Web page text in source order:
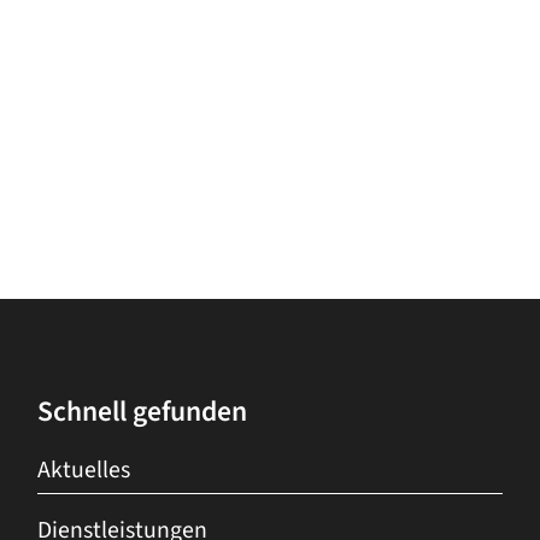
Schnell gefunden
Aktuelles
Dienstleistungen